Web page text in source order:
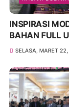
INSPIRASI
BAHAN FULL
SELASA, MARET